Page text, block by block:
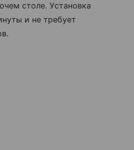
столе. Установка
и не требует